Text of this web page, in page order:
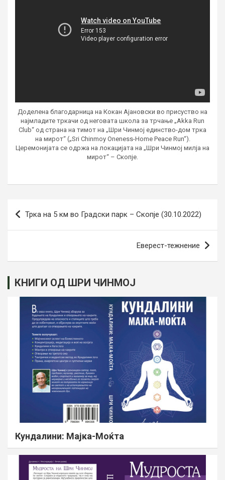
Доделена благодарница на Кокан Ајановски во присуство на
најмладите тркачи од неговата школа за трчање „Akka Run
Club“ од страна на тимот на „Шри Чинмој единство-дом трка
на мирот“ („Sri Chinmoy Oneness-Home Peace Run“).
Церемонијата се одржа на локацијата на „Шри Чинмој милја на
мирот“ – Скопје.
Post
navigation
Трка на 5 км во Градски парк – Скопје (30.10.2022)
Еверест-тежнение
КНИГИ ОД ШРИ ЧИНМОЈ
Кундалини: Мајка-Моќта